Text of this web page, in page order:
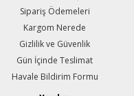
Sipariş Ödemeleri
Kargom Nerede
Gizlilik ve Güvenlik
Gün İçinde Teslimat
Havale Bildirim Formu